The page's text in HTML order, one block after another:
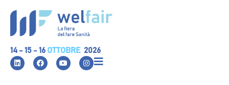
14 - 15 - 16 OTTOBRE 2026